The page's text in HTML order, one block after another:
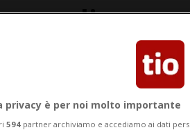
vogliono
da parecchi mesi.
situazioni di
privacy è per noi molto importante
594 partner archiviamo e accediamo ai dati